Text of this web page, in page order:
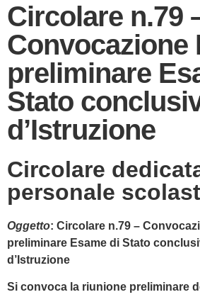
Circolare n.79
Convocazione
preliminare
Stato
d’Istruzione
Circolare
personale
Oggetto: Circolare n.79 –
preliminare Esame di Stato
d’Istruzione
Si convoca la riunione preliminare